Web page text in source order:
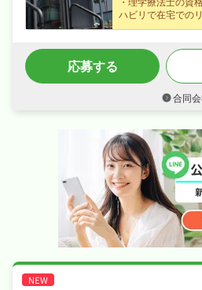
ハビリで在宅での
ンクのある方も歓
・賞与あり・昇給
円〜の正社員求人
します♪
暇も取りやすくプ
・社会保険完備、
充実、はじめての
です♪
応募する
合同